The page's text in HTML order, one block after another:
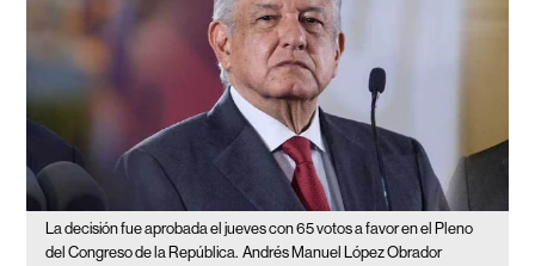
La decisión fue aprobada el jueves con 65 votos a favor en el Pleno
del Congreso de la República. Andrés Manuel López Obrador